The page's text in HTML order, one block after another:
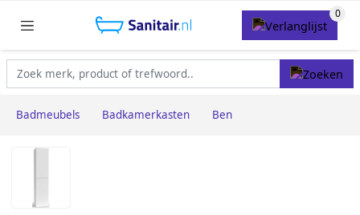
Badmeubels Badkamerkasten Ben